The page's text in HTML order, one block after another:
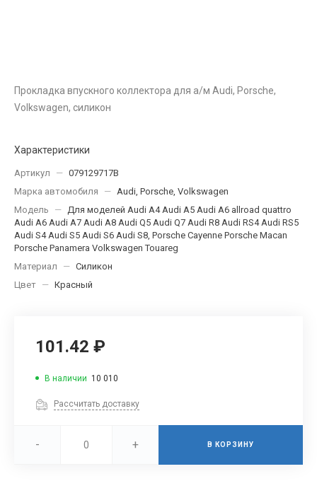
Прокладка впускного коллектора для а/м Audi, Porsche,
Volkswagen, силикон
Характеристики
Артикул — 079129717B
Марка автомобиля
— Audi, Porsche, Volkswagen
Модель
— Для моделей Audi A4 Audi A5 Audi A6 allroad quattro
Audi A6 Audi A7 Audi A8 Audi Q5 Audi Q7 Audi R8 Audi RS4 Audi RS5
Audi S4 Audi S5 Audi S6 Audi S8, Porsche Cayenne Porsche Macan
Porsche Panamera Volkswagen Touareg
Материал
— Силикон
Цвет — Красный
101.42 ₽
В наличии 10 010
Рассчитать доставку
- + В КОРЗИНУ